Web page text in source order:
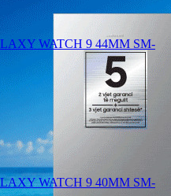
WATCH 9 44MM SM-
WATCH 9 40MM SM-